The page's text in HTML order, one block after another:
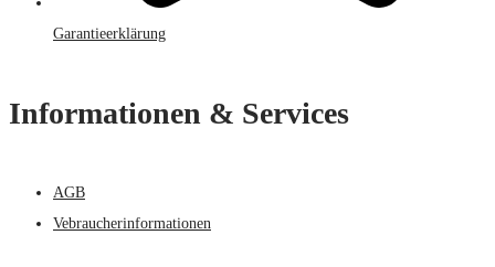
Garantieerklärung
Informationen & Services
AGB
Vebraucherinformationen